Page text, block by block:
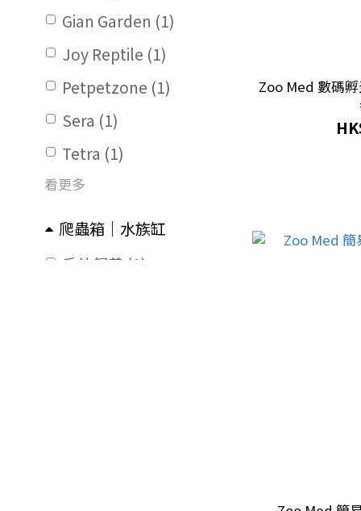
Gian Garden (1)
Joy Reptile (1)
Petpetzone (1)
Sera (1)
Tetra (1)
看更多
爬蟲箱｜水族缸
戶外飼養 (1)
Zoo Med 數碼孵